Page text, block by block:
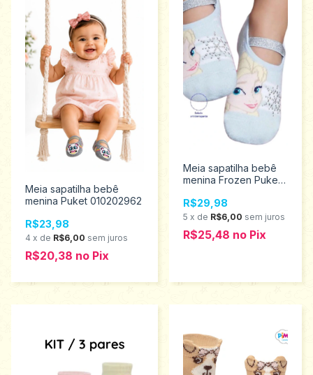
Meia sapatilha bebê
menina Puket 010202962
R$23,98
4 x de R$6,00 sem juros
R$20,38 no Pix
Meia sapatilha bebê
menina Frozen Puket
R$29,98
5 x de R$6,00 sem juros
R$25,48 no Pix